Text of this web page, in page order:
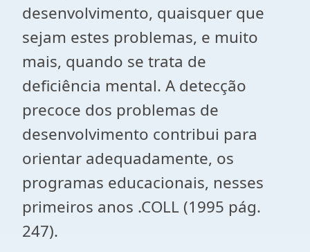
desenvolvimento, quaisquer que
sejam estes problemas, e muito
mais, quando se trata de
deficiência mental. A detecção
precoce dos problemas de
desenvolvimento contribui para
orientar adequadamente, os
programas educacionais, nesses
primeiros anos .COLL (1995 pág.
247).